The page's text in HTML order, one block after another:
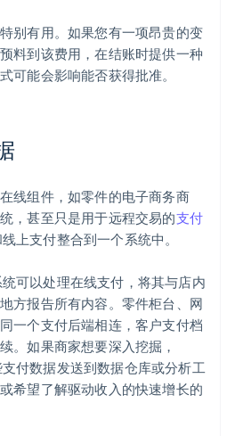
别有用。如果您有一项昂贵的变
料到该费用，在结账时提供一种
可能会影响能否获得批准。
线组件，如零件的电子商务商
，甚至只是用于远程交易的支付
上支付整合到一个系统中。
可以处理在线支付，将其与店内
方报告所有内容。零件柜台、网
一个支付后端相连，客户支付档
。如果商家想要深入挖掘，
付数据发送到数据仓库或分析工
希望了解驱动收入的快速增长的